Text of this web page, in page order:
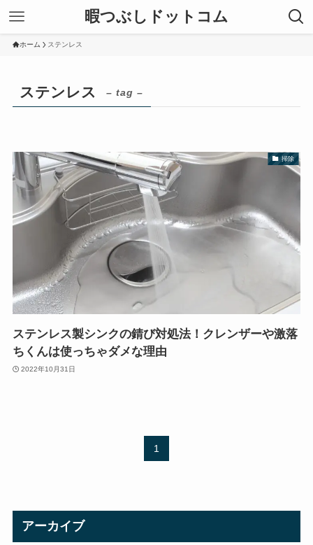
暇つぶしドットコム
ホーム ステンレス
ステンレス – tag –
掃除
ステンレス製シンクの錆び対処法！クレンザーや激落
ちくんは使っちゃダメな理由
2022年10月31日
1
アーカイブ